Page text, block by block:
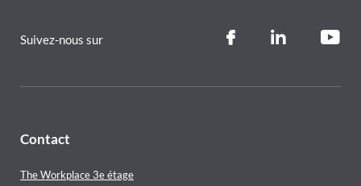
Suivez-nous sur
Contact
The Workplace 3e étage